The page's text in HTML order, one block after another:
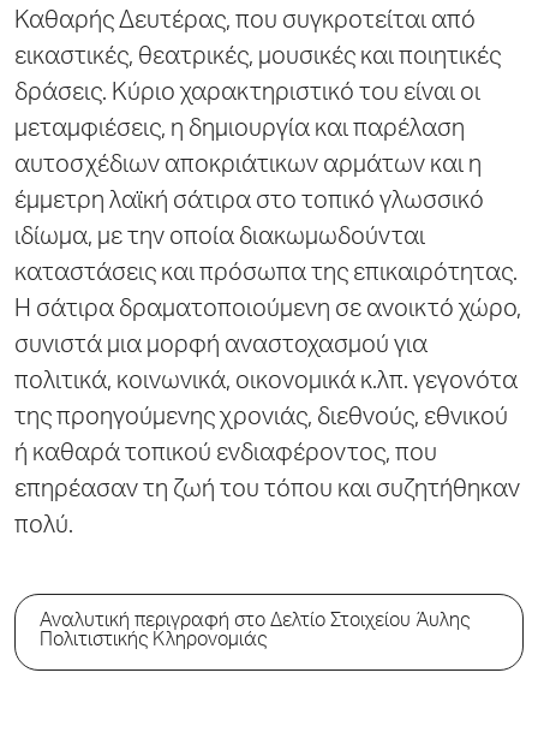
Καθαρής Δευτέρας, που συγκροτείται από
εικαστικές, θεατρικές, μουσικές και ποιητικές
δράσεις. Κύριο χαρακτηριστικό του είναι οι
μεταμφιέσεις, η δημιουργία και παρέλαση
αυτοσχέδιων αποκριάτικων αρμάτων και η
έμμετρη λαϊκή σάτιρα στο τοπικό γλωσσικό
ιδίωμα, με την οποία διακωμωδούνται
καταστάσεις και πρόσωπα της επικαιρότητας.
Η σάτιρα δραματοποιούμενη σε ανοικτό χώρο,
συνιστά μια μορφή αναστοχασμού για
πολιτικά, κοινωνικά, οικονομικά κ.λπ. γεγονότα
της προηγούμενης χρονιάς, διεθνούς, εθνικού
ή καθαρά τοπικού ενδιαφέροντος, που
επηρέασαν τη ζωή του τόπου και συζητήθηκαν
πολύ.
Αναλυτική περιγραφή στο Δελτίο Στοιχείου Άυλης
Πολιτιστικής Κληρονομιάς